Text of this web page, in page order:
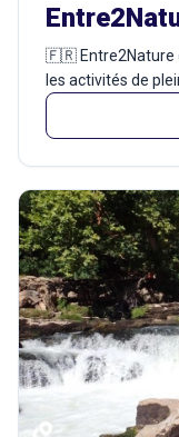
🇫🇷 Entre2Nature
les activités de